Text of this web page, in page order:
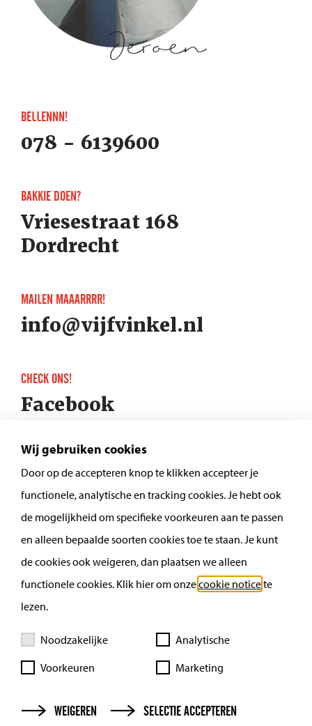
Jeroen
BELLENNN!
078 - 6139600
BAKKIE DOEN?
Vriesestraat 168
Dordrecht
MAILEN MAAARRRR!
info@vijfvinkel.nl
CHECK ONS!
Facebook
Privacy Policy
Wij gebruiken cookies
Door op de accepteren knop te klikken accepteer je
functionele, analytische en tracking cookies. Je hebt ook
de mogelijkheid om specifieke voorkeuren aan te passen
en alleen bepaalde soorten cookies toe te staan. Je kunt
de cookies ook weigeren, dan plaatsen we alleen
functionele cookies. Klik hier om onzecookie noticete
lezen.
Noodzakelijke
Analytische
Voorkeuren
Marketing
WEIGEREN SELECTIE ACCEPTEREN